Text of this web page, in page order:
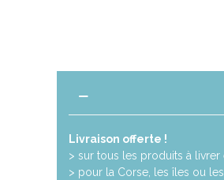
Livraison offerte !
> sur tous les produits à livrer
> pour la Corse, les îles ou